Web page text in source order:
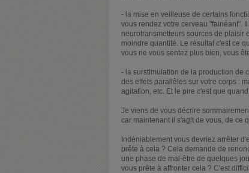
- la mise en veilleuse de certains
vous rendez votre cerveau "fainéant".
neurotransmetteurs sources de plaisir
moindre quantité. Le résultat c'est ce
vous ne vous sentez plus bien, vous
- la surstimulation de la production de
des effets parallèles sur votre corps :
agitation, etc. Et le pire c'est que
Je viens de vous décrire
car maintenant il s'agit de vous, de ce
Indéniablement vous devriez arrêter
prête à cela ? Cela demande de
une phase de mal-être de quelques
vous prête à affronter cela ? C'est